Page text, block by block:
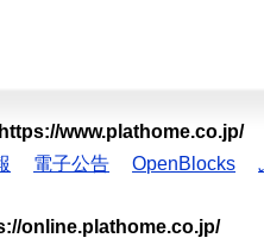
https://www.plathome.co.jp/
電子公告 OpenBlocks
online.plathome.co.jp/